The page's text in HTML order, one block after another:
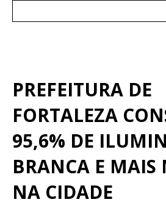
PREFEITURA DE
FORTALEZA
95,6% DE
BRANCA E MAIS
NA CIDADE